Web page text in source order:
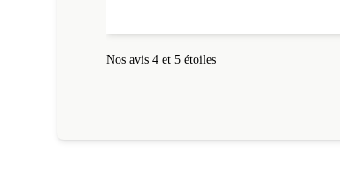
Nos avis 4 et 5 étoiles